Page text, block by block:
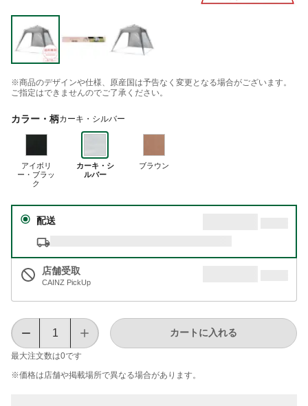
※商品のデザインや仕様、原産国は予告なく変更となる場合がございます。
ご指定はできませんのでご了承ください。
カラー・柄カーキ・シルバー
アイボリ
ー・ブラッ
ク
カーキ・シ
ルバー
ブラウン
配送
店舗受取
CAINZ PickUp
最大注文数は0です
カートに入れる
※価格は​店舗や​掲載場所で​異なる​場合が​あります。